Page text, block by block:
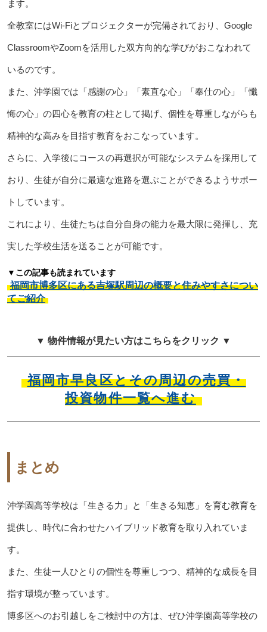
ます。
全教室にはWi-Fiとプロジェクターが完備されており、Google
ClassroomやZoomを活用した双方向的な学びがおこなわれて
いるのです。
また、沖学園では「感謝の心」「素直な心」「奉仕の心」「懺
悔の心」の四心を教育の柱として掲げ、個性を尊重しながらも
精神的な高みを目指す教育をおこなっています。
さらに、入学後にコースの再選択が可能なシステムを採用して
おり、生徒が自分に最適な進路を選ぶことができるようサポー
トしています。
これにより、生徒たちは自分自身の能力を最大限に発揮し、充
実した学校生活を送ることが可能です。
▼この記事も読まれています
福岡市博多区にある吉塚駅周辺の概要と住みやすさについ
てご紹介
▼ 物件情報が見たい方はこちらをクリック ▼
福岡市早良区とその周辺の売買・
投資物件一覧へ進む
まとめ
沖学園高等学校は「生きる力」と「生きる知恵」を育む教育を
提供し、時代に合わせたハイブリッド教育を取り入れていま
す。
また、生徒一人ひとりの個性を尊重しつつ、精神的な成長を目
指す環境が整っています。
博多区へのお引越しをご検討中の方は、ぜひ沖学園高等学校の